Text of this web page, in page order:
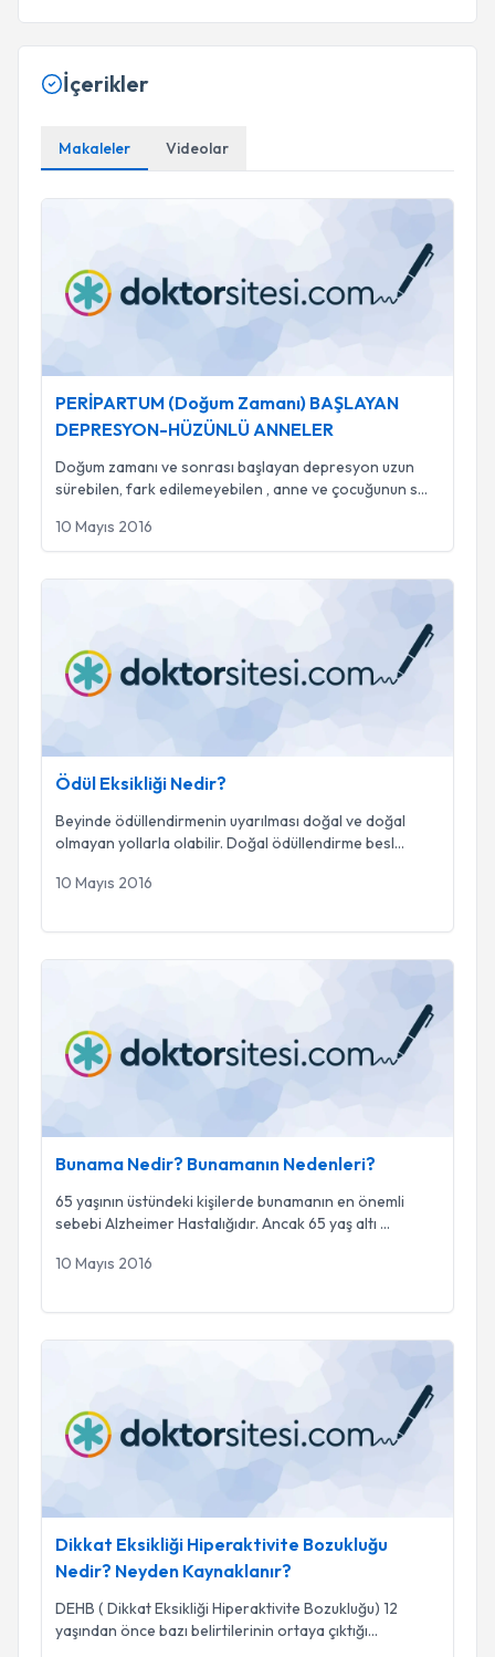
İçerikler
Makaleler Videolar
PERİPARTUM (Doğum Zamanı) BAŞLAYAN
DEPRESYON-HÜZÜNLÜ ANNELER
Doğum zamanı ve sonrası başlayan depresyon uzun
sürebilen, fark edilemeyebilen , anne ve çocuğunun s...
10 Mayıs 2016
Ödül Eksikliği Nedir?
Beyinde ödüllendirmenin uyarılması doğal ve doğal
olmayan yollarla olabilir. Doğal ödüllendirme besl...
10 Mayıs 2016
Bunama Nedir? Bunamanın Nedenleri?
65 yaşının üstündeki kişilerde bunamanın en önemli
sebebi Alzheimer Hastalığıdır. Ancak 65 yaş altı ...
10 Mayıs 2016
Dikkat Eksikliği Hiperaktivite Bozukluğu
Nedir? Neyden Kaynaklanır?
DEHB ( Dikkat Eksikliği Hiperaktivite Bozukluğu) 12
yaşından önce bazı belirtilerinin ortaya çıktığı...